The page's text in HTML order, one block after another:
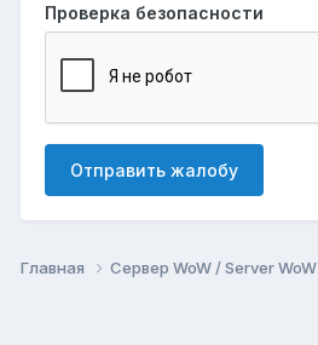
Проверка безопасности
Отправить жалобу
Главная Сервер WoW / Server WoW